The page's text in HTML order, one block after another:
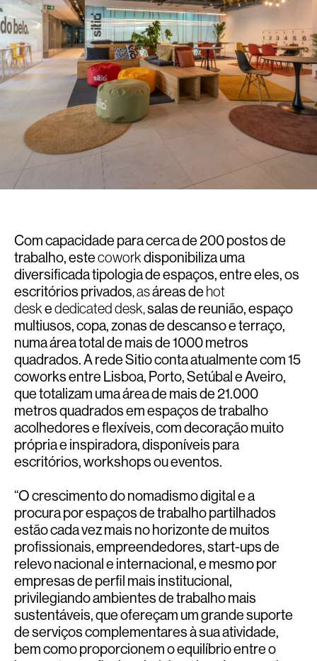
Com capacidade para cerca de 200 postos de
trabalho, estecoworkdisponibiliza uma
diversificada tipologia de espaços, entre eles, os
escritórios privados, asáreas dehot
deskededicated desk,salas de reunião, espaço
multiusos, copa, zonas de descanso e terraço,
numa área total de mais de 1000 metros
quadrados. A rede Sitio conta atualmente com 15
coworks entre Lisboa, Porto, Setúbal e Aveiro,
que totalizam uma área de mais de 21.000
metros quadrados em espaços de trabalho
acolhedores e flexíveis, com decoração muito
própria e inspiradora, disponíveis para
escritórios, workshops ou eventos.
“O crescimento do nomadismo digital e a
procura por espaços de trabalho partilhados
estão cada vez mais no horizonte de muitos
profissionais, empreendedores, start-ups de
relevo nacional e internacional, e mesmo por
empresas de perfil mais institucional,
privilegiando ambientes de trabalho mais
sustentáveis, que ofereçam um grande suporte
de serviços complementares à sua atividade,
bem como proporcionem o equilíbrio entre o